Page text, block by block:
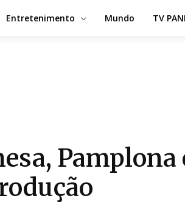
Entretenimento Mundo TV
Pamplona